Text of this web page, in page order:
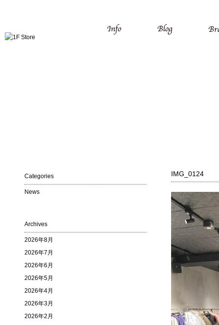
IMG_0124
Categories
News
Archives
2026年8月
2026年7月
2026年6月
2026年5月
2026年4月
2026年3月
2026年2月